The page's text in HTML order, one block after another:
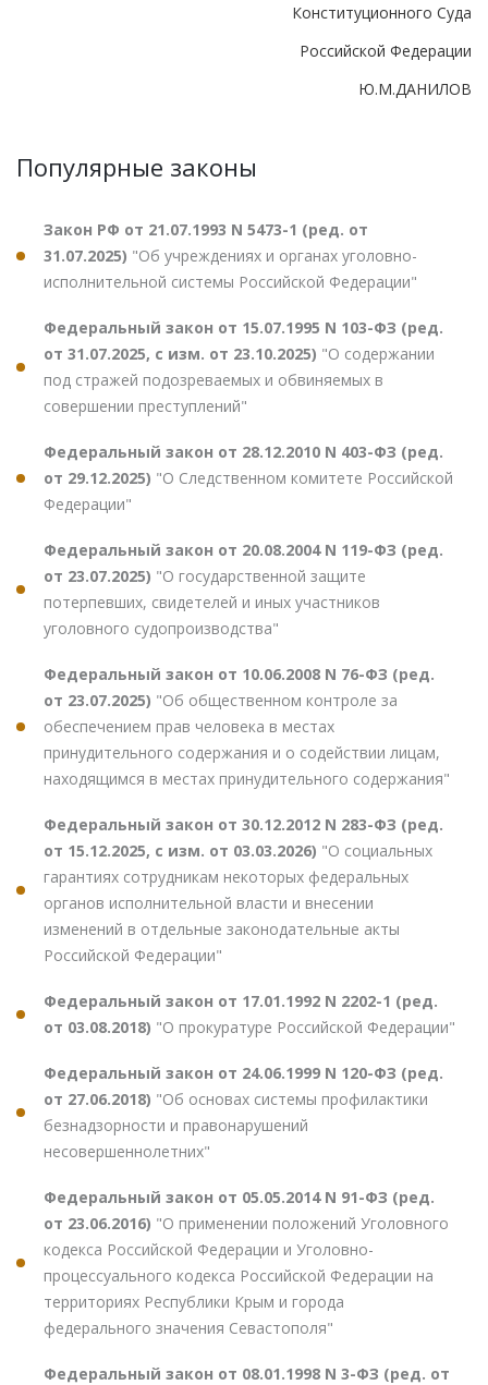
Конституционного Суда
Российской Федерации
Ю.М.ДАНИЛОВ
Популярные законы
Закон РФ от 21.07.1993 N 5473-1 (ред. от
31.07.2025) "Об учреждениях и органах уголовно-
исполнительной системы Российской Федерации"
Федеральный закон от 15.07.1995 N 103-ФЗ (ред.
от 31.07.2025, с изм. от 23.10.2025) "О содержании
под стражей подозреваемых и обвиняемых в
совершении преступлений"
Федеральный закон от 28.12.2010 N 403-ФЗ (ред.
от 29.12.2025) "О Следственном комитете Российской
Федерации"
Федеральный закон от 20.08.2004 N 119-ФЗ (ред.
от 23.07.2025) "О государственной защите
потерпевших, свидетелей и иных участников
уголовного судопроизводства"
Федеральный закон от 10.06.2008 N 76-ФЗ (ред.
от 23.07.2025) "Об общественном контроле за
обеспечением прав человека в местах
принудительного содержания и о содействии лицам,
находящимся в местах принудительного содержания"
Федеральный закон от 30.12.2012 N 283-ФЗ (ред.
от 15.12.2025, с изм. от 03.03.2026) "О социальных
гарантиях сотрудникам некоторых федеральных
органов исполнительной власти и внесении
изменений в отдельные законодательные акты
Российской Федерации"
Федеральный закон от 17.01.1992 N 2202-1 (ред.
от 03.08.2018) "О прокуратуре Российской Федерации"
Федеральный закон от 24.06.1999 N 120-ФЗ (ред.
от 27.06.2018) "Об основах системы профилактики
безнадзорности и правонарушений
несовершеннолетних"
Федеральный закон от 05.05.2014 N 91-ФЗ (ред.
от 23.06.2016) "О применении положений Уголовного
кодекса Российской Федерации и Уголовно-
процессуального кодекса Российской Федерации на
территориях Республики Крым и города
федерального значения Севастополя"
Федеральный закон от 08.01.1998 N 3-ФЗ (ред. от